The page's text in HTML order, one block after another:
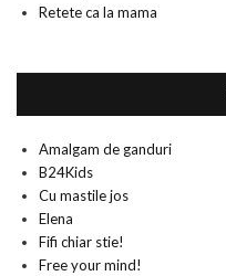
Retete ca la mama
Amalgam de ganduri
B24Kids
Cu mastile jos
Elena
Fifi chiar stie!
Free your mind!